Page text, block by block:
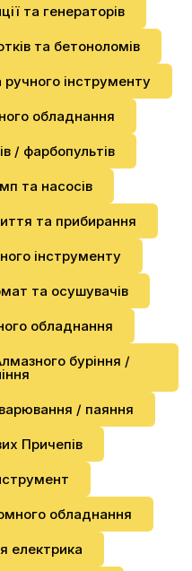
та генераторів
та бетоноломів
інструменту
обладнання
/ фарбопультів
та насосів
та прибирання
інструменту
та осушувачів
обладнання
буріння /
/ паяння
Причепів
обладнання
електрика